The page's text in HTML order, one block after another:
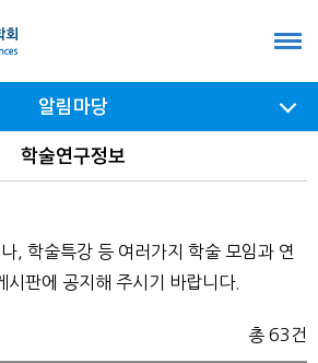
여닫기
알림마당
학술연구정보
, 학술특강 등 여러가지 학술 모임과 연
시판에 공지해 주시기 바랍니다.
총 63건